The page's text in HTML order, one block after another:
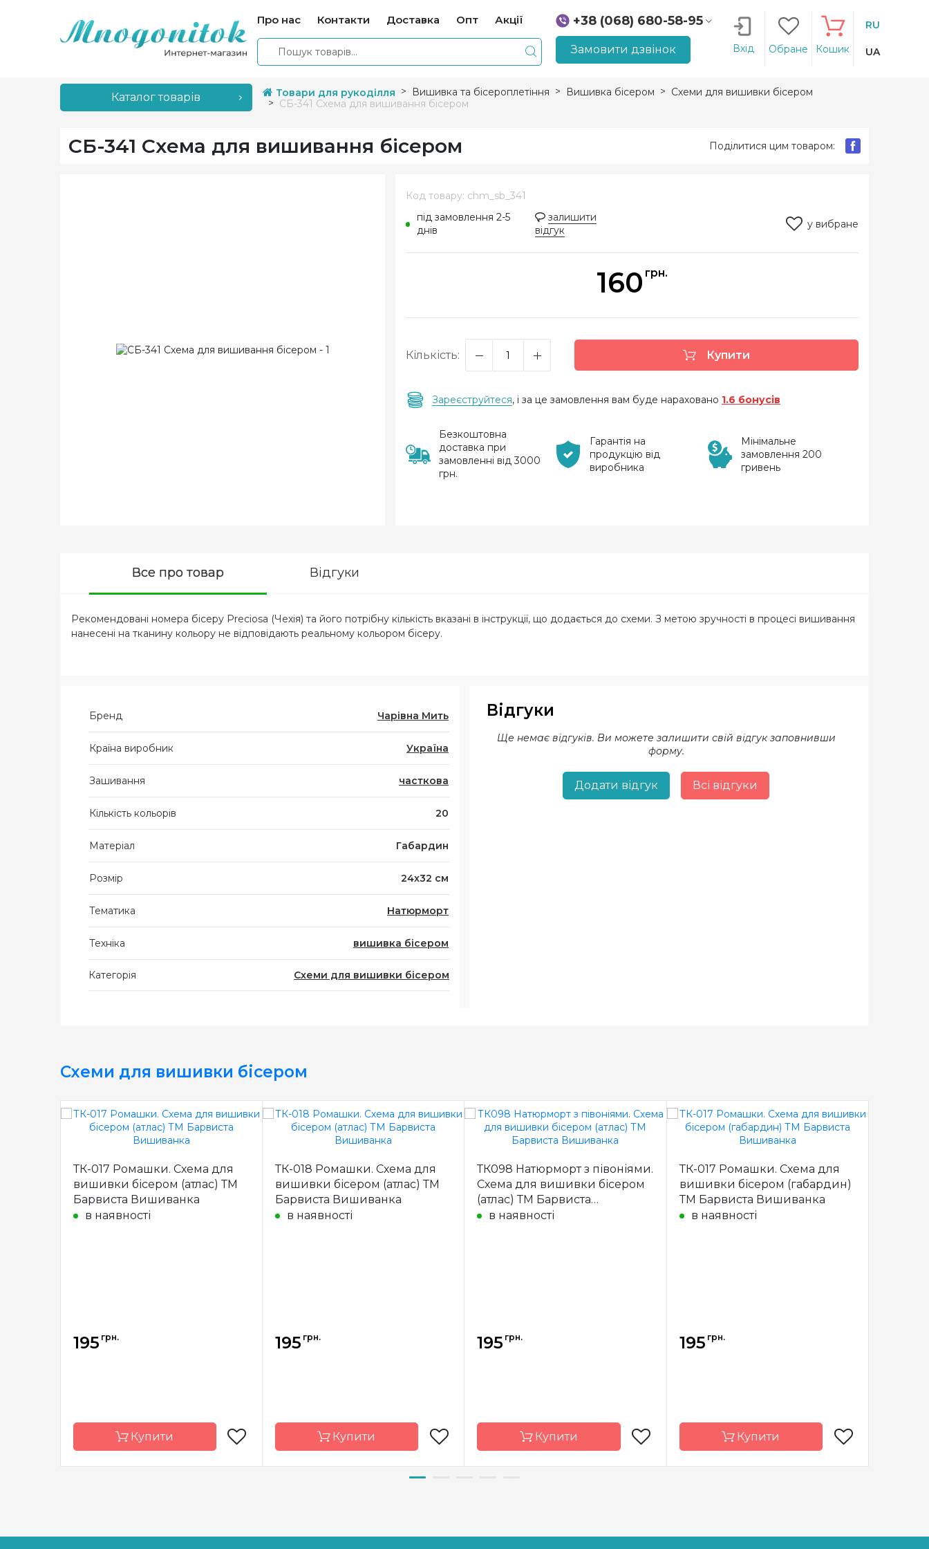
Про нас Контакти Доставка Опт Акції
+38 (068) 680-58-95
+38 (066) 207-14-90
Замовити дзвінок Вхід Обране Кошик
RU
UA
Каталог товарів Товари для рукоділля Вишивка та бісероплетіння Вишивка бісером
Схеми для вишивки бісером
СБ-341 Схема для вишивання бісером
СБ-341 Схема для вишивання бісером Поділитися цим товаром:
Код товару: chm_sb_341
під замовлення 2-5
днів
залишити
відгук
у вибране
160 грн.
Кількість: Купити
Зареєструйтеся, і за це замовлення вам буде нараховано 1.6 бонусів
Безкоштовна
доставка при
замовленні від 3000
грн.
Гарантія на
продукцію від
виробника
Мінімальне
замовлення 200
гривень
Все про товар Відгуки
Рекомендовані номера бісеру Preciosa (Чехія) та його потрібну кількість вказані в інструкції, що додається до схеми. З метою зручності в процесі вишивання
нанесені на тканину кольору не відповідають реальному кольором бісеру.
Бренд Чарівна Мить
Країна виробник Україна
Зашивання часткова
Кількість кольорів 20
Матеріал Габардин
Розмір 24x32 см
Тематика Натюрморт
Техніка вишивка бісером
Категорія Схеми для вишивки бісером
Відгуки
Ще немає відгуків. Ви можете залишити свій відгук заповнивши
форму.
Додати відгук Всі відгуки
Схеми для вишивки бісером
ТК-017 Ромашки. Схема для
вишивки бісером (атлас) ТМ
Барвиста Вишиванка
в наявності
195 грн.
Купити
Країна
Україна
ТК-018 Ромашки. Схема для
вишивки бісером (атлас) ТМ
Барвиста Вишиванка
в наявності
195 грн.
Купити
Країна
Україна
ТК098 Натюрморт з півоніями.
Схема для вишивки бісером
(атлас) ТМ Барвиста
Вишиванка
в наявності
195 грн.
Купити
Країна
Україна
ТК-017 Ромашки. Схема для
вишивки бісером (габардин)
ТМ Барвиста Вишиванка
в наявності
195 грн.
Купити
Країна
Україна
Країна